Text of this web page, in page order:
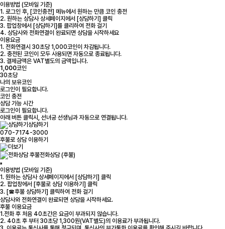
이용방법 (모바일 기준)
1. 로그인 후, [코인충전] 메뉴에서 원하는 만큼 코인 충전
2. 원하는 상담사 상세페이지에서 [상담하기] 클릭
3. 팝업창에서 [상담하기]를 클리하여 전화 걸기
4. 상담사와 전화연결이 완료되면 상담을 시작하세요
이용요금
1. 전화연결시 30초당 1,000코인이 차감됩니다.
2. 충전된 코인이 모두 사용되면 자동으로 종료됩니다.
3. 결제금액은 VAT별도의 금액입니다.
1,000코인
30초당
나의 보유코인
로그인이 필요합니다.
코인 충전
상담 가능 시간
로그인이 필요합니다.
아래 버튼 클릭시, 선녀궁 선생님과 자동으로 연결됩니다.
상담하기
070-7174-3000
후불로 상담 이용하기
전화상담 (후불)
이용방법 (모바일 기준)
1. 원하는 상담사 상세페이지에서 [상담하기] 클릭
2. 팝업창에서 [후불로 상담 이용하기] 클릭
3. [☎후불 상담하기] 클릭하여 전화 걸기
상담사와 전화연결이 완료되면 상담을 시작하세요.
후불 이용요금
1.전화 후 처음 40초간은 요금이 부과되지 않습니다.
2. 40초 후 부터 30초당 1,300원(VAT별도)의 이용료가 부과됩니다.